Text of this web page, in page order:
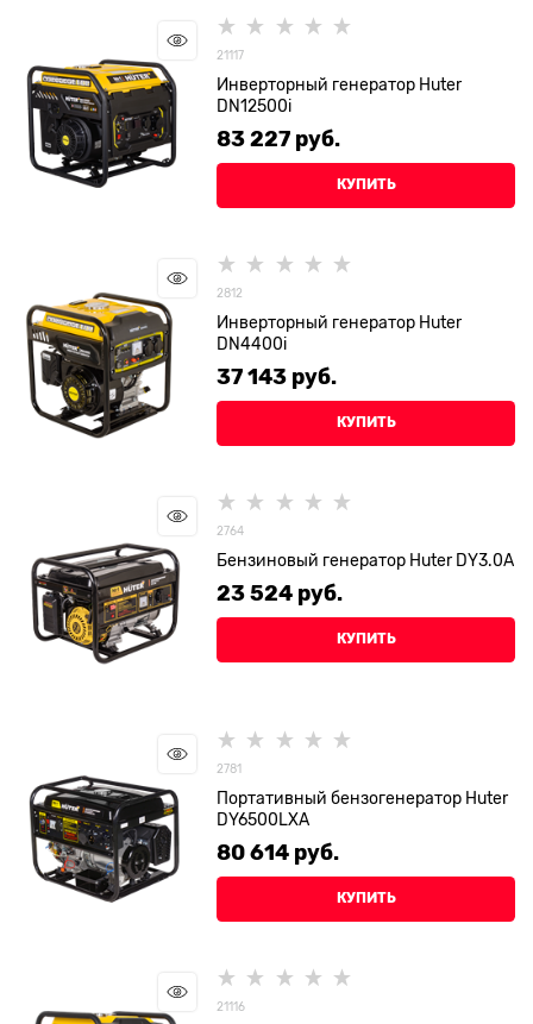
21117
Инверторный генератор Huter
DN12500i
83 227 руб.
КУПИТЬ
2812
Инверторный генератор Huter
DN4400i
37 143 руб.
КУПИТЬ
2764
Бензиновый генератор Huter DY3.0A
23 524 руб.
КУПИТЬ
2781
Портативный бензогенератор Huter
DY6500LXA
80 614 руб.
КУПИТЬ
21116